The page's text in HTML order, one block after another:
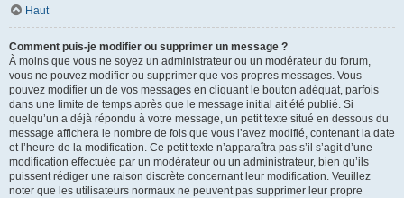
Haut
Comment puis-je modifier ou supprimer un message ?
À moins que vous ne soyez un administrateur ou un modérateur du forum,
vous ne pouvez modifier ou supprimer que vos propres messages. Vous
pouvez modifier un de vos messages en cliquant le bouton adéquat, parfois
dans une limite de temps après que le message initial ait été publié. Si
quelqu’un a déjà répondu à votre message, un petit texte situé en dessous du
message affichera le nombre de fois que vous l’avez modifié, contenant la date
et l’heure de la modification. Ce petit texte n’apparaîtra pas s’il s’agit d’une
modification effectuée par un modérateur ou un administrateur, bien qu’ils
puissent rédiger une raison discrète concernant leur modification. Veuillez
noter que les utilisateurs normaux ne peuvent pas supprimer leur propre